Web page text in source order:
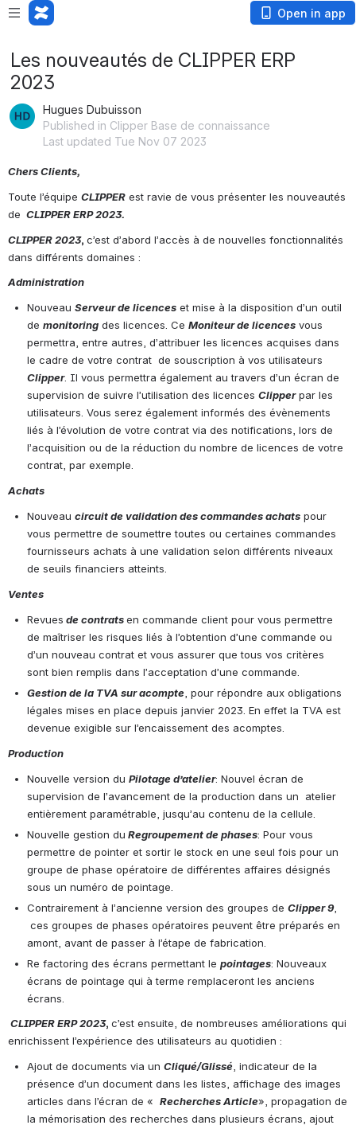
Loading app... Open in app
Les nouveautés de CLIPPER ERP
2023
Hugues Dubuisson
Published in Clipper Base de connaissance
Last updated Tue Nov 07 2023
Chers Clients,
Toute l’équipe CLIPPER est ravie de vous présenter les nouveautés
de CLIPPER ERP 2023.
CLIPPER 2023, c’est d’abord l’accès à de nouvelles fonctionnalités
dans différents domaines :
Administration
Nouveau Serveur de licences et mise à la disposition d’un outil
de monitoring des licences. Ce Moniteur de licences vous
permettra, entre autres, d’attribuer les licences acquises dans
Clipper. Il vous permettra également au travers d’un écran de
supervision de suivre l’utilisation des licences Clipper par les
utilisateurs. Vous serez également informés des évènements
liés à l’évolution de votre contrat via des notifications, lors de
l’acquisition ou de la réduction du nombre de licences de votre
contrat, par exemple.
Achats
Nouveau circuit de validation des commandes achats pour
vous permettre de soumettre toutes ou certaines commandes
fournisseurs achats à une validation selon différents niveaux
de seuils financiers atteints.
Ventes
Revues de contrats en commande client pour vous permettre
de maîtriser les risques liés à l’obtention d’une commande ou
d’un nouveau contrat et vous assurer que tous vos critères
sont bien remplis dans l’acceptation d’une commande.
Gestion de la TVA sur acompte , pour répondre aux obligations
légales mises en place depuis janvier 2023. En effet la TVA est
devenue exigible sur l’encaissement des acomptes.
Production
Nouvelle version du Pilotage d’atelier: Nouvel écran de
supervision de l’avancement de la production dans un  atelier
entièrement paramétrable, jusqu’au contenu de la cellule.
Nouvelle gestion du Regroupement de phases: Pour vous
permettre de pointer et sortir le stock en une seul fois pour un
groupe de phase opératoire de différentes affaires désignés
sous un numéro de pointage.
Contrairement à l’ancienne version des groupes de Clipper 9,
ces groupes de phases opératoires peuvent être préparés en
amont, avant de passer à l’étape de fabrication.
Re factoring des écrans permettant le pointages: Nouveaux
écrans de pointage qui à terme remplaceront les anciens
écrans.
CLIPPER ERP 2023, c’est ensuite, de nombreuses améliorations qui
enrichissent l’expérience des utilisateurs au quotidien :
Ajout de documents via un Cliqué/Glissé, indicateur de la
présence d’un document dans les listes, affichage des images
articles dans l’écran de « Recherches Article», propagation de
la mémorisation des recherches dans plusieurs écrans, ajout